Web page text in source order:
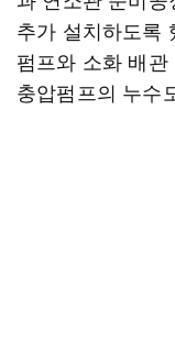
추가 설치하도록
펌프와 소화 배
충압펌프의 누수